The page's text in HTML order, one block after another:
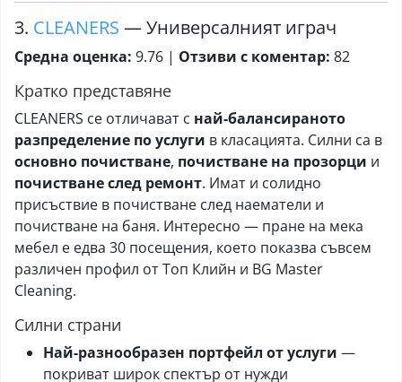
3. CLEANERS — Универсалният играч
Средна оценка: 9.76 | Отзиви с коментар: 82
Кратко представяне
CLEANERS се отличават с най-балансираното
разпределение по услуги в класацията. Силни са в
основно почистване, почистване на прозорци и
почистване след ремонт. Имат и солидно
присъствие в почистване след наематели и
почистване на баня. Интересно — пране на мека
мебел е едва 30 посещения, което показва съвсем
различен профил от Топ Клийн и BG Master
Cleaning.
Силни страни
Най-разнообразен портфейл от услуги —
покриват широк спектър от нужди